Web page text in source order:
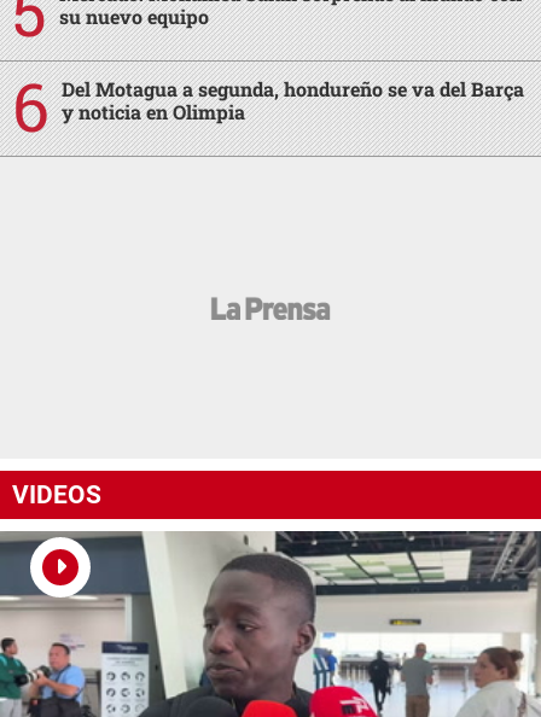
su nuevo equipo
Del Motagua a segunda, hondureño se va del Barça
y noticia en Olimpia
VIDEOS